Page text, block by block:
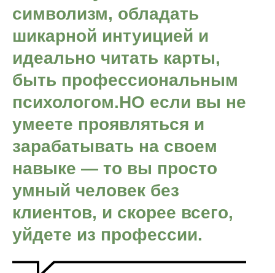
символизм, обладать
шикарной интуицией и
идеально читать карты,
быть профессиональным
психологом.НО если вы не
умеете проявляться и
зарабатывать на своем
навыке — то вы просто
умный человек без
клиентов, и скорее всего,
уйдете из профессии.